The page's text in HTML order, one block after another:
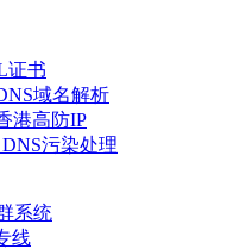
证书
域名解析
港高防IP
DNS污染处理
系统
线